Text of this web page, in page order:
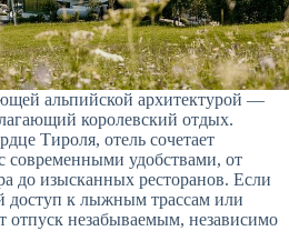
альпийской архитектурой —
королевский отдых.
Тироля, отель сочетает
современными удобствами, от
до изысканных ресторанов. Если
доступ к лыжным трассам или
отпуск незабываемым, независимо